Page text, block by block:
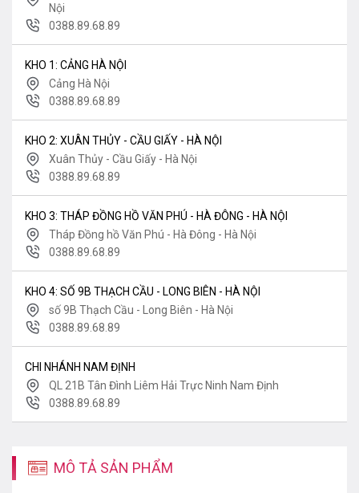
Nội
0388.89.68.89
KHO 1: CẢNG HÀ NỘI
Cảng Hà Nội
0388.89.68.89
KHO 2: XUÂN THỦY - CẦU GIẤY - HÀ NỘI
Xuân Thủy - Cầu Giấy - Hà Nội
0388.89.68.89
KHO 3: THÁP ĐỒNG HỒ VĂN PHÚ - HÀ ĐÔNG - HÀ NỘI
Tháp Đồng hồ Văn Phú - Hà Đông - Hà Nội
0388.89.68.89
KHO 4: SỐ 9B THẠCH CẦU - LONG BIÊN - HÀ NỘI
số 9B Thạch Cầu - Long Biên - Hà Nội
0388.89.68.89
CHI NHÁNH NAM ĐỊNH
QL 21B Tân Đình Liêm Hải Trực Ninh Nam Định
0388.89.68.89
MÔ TẢ SẢN PHẨM